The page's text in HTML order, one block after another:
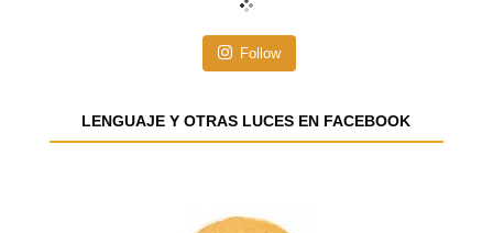
m
Follow
LENGUAJE Y OTRAS LUCES EN FACEBOOK